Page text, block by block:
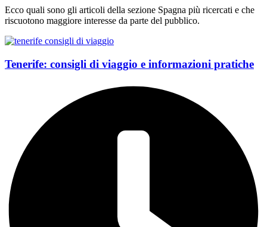
Ecco quali sono gli articoli della sezione Spagna più ricercati e che
riscuotono maggiore interesse da parte del pubblico.
Tenerife: consigli di viaggio e informazioni pratiche